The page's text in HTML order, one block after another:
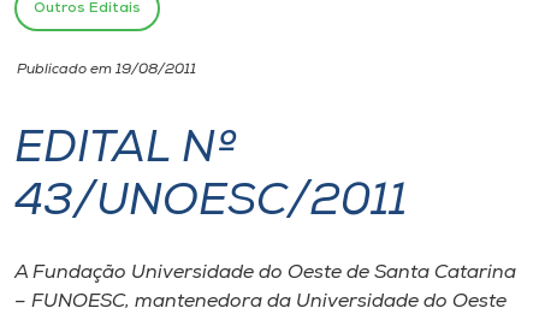
Unoesc
Internacionalização
I.nova
Diplomados
Outros Editais
Publicado em 19/08/2011
EDITAL Nº
43/UNOESC/2011
A Fundação Universidade do Oeste de Santa Catarina
– FUNOESC, mantenedora da Universidade do Oeste